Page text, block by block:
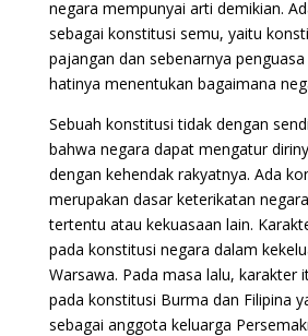
negara mempunyai arti demikian.
sebagai konstitusi semu, yaitu
pajangan dan sebenarnya
hatinya menentukan bagaimana
Sebuah konstitusi tidak dengan
bahwa negara dapat mengatur
dengan kehendak rakyatnya. Ada
merupakan dasar keterikatan
tertentu atau kekuasaan lain.
pada konstitusi negara dalam
Warsawa. Pada masa lalu, karakter
pada konstitusi Burma dan Filipina
sebagai anggota keluarga